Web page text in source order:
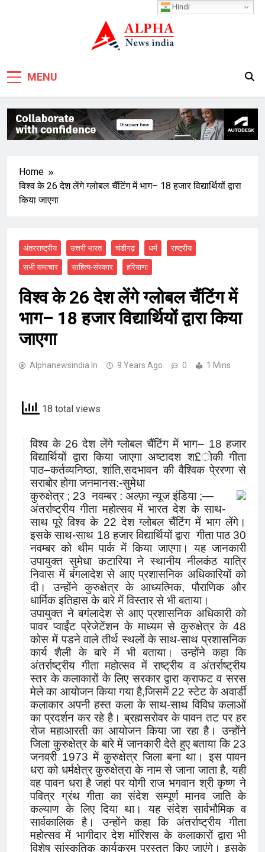
MENU
Home
विश्व के 26 देश लेंगे ग्लोबल चैंटिंग में भाग– 18 हजार विद्यार्थियों द्वारा
किया जाएगा
अंतरराष्ट्रीय उत्तरी भारत चंडीगढ़ धर्म राष्ट्रीय
सभी समाचार साहित्य-संस्कार हरियाणा
विश्व के 26 देश लेंगे ग्लोबल चैंटिंग में
भाग– 18 हजार विद्यार्थियों द्वारा किया
जाएगा
Alphanewsindia.in 9 Years Ago 0 1 Mins
18 total views
विश्व के 26 देश लेंगे ग्लोबल चैंटिंग में भाग– 18 हजार
विद्यार्थियों द्वारा किया जाएगा अष्टादश श£ोकी गीता
पाठ–कर्तव्यनिष्ठा, शांति,सदभावन की वैश्विक पे्ररणा से
सराबोर होगा जनमानस:-सुमेधा
कुरुक्षेत्र ; 23 नवम्बर : अल्फ़ा न्यूज इंडिया ;—
अंतर्राष्ट्रीय गीता महोत्सव में भारत देश के साथ-
साथ पूरे विश्व के 22 देश ग्लोबल चैंटिंग में भाग लेंगे।
इसके साथ-साथ 18 हजार विद्यार्थियों द्वारा गीता पाठ 30
नवम्बर को थीम पार्क में किया जाएगा। यह जानकारी
उपायुक्त सुमेधा कटारिया ने स्थानीय नीलकंठ यात्रि
निवास में बंगलादेश से आए प्रशासनिक अधिकारियों को
दी। उन्होंने कुरुक्षेत्र के आध्यत्मिक, पौराणिक और
धार्मिक इतिहास के बारे में विस्तार से भी बताया।
उपायुक्त ने बगंलादेश से आए प्रशासनिक अधिकारी को
पावर प्वाईंट प्रेजेटेंशन के माध्यम से कुरुक्षेत्र के 48
कोस में पडने वाले तीर्थ स्थलों के साथ-साथ प्रशासनिक
कार्य शैली के बारे में भी बताया। उन्होंने कहा कि
अंतर्राष्ट्रीय गीता महोत्सव में राष्ट्रीय व अंतर्राष्ट्रीय
स्तर के कलाकारों के लिए सरकार द्वारा क्राफट व सरस
मेले का आयोजन किया गया है,जिसमें 22 स्टेट के अवार्डी
कलाकार अपनी हस्त कला के साथ-साथ विविध कलाओं
का प्रदर्शन कर रहे है। ब्रह्मसरोवर के पावन तट पर हर
रोज महाआरती का आयोजन किया जा रहा है। उन्होंने
जिला कुरुक्षेत्र के बारे में जानकारी देते हुए बताया कि 23
जनवरी 1973 में कुुरुक्षेत्र जिला बना था। इस पावन
धरा को धर्मक्षेत्र कुरुक्षेत्रा के नाम से जाना जाता है, यही
वह पावन धरा है जहां पर योगी राज भगवान श्री कृष्ण ने
पवित्र ग्रंथ गीता का संदेश सम्पूर्ण मानव जाति के
कल्याण के लिए दिया था। यह संदेश सार्वभौमिक व
सार्वकालिक है। उन्होंने कहा कि अंतर्राष्ट्रीय गीता
महोत्सव में भागीदार देश मॉरिशस के कलाकारों द्वारा भी
विशेष सांस्कृतिक कार्यक्रम प्रस्तुत किए जाएंगे। इसके
Hindi